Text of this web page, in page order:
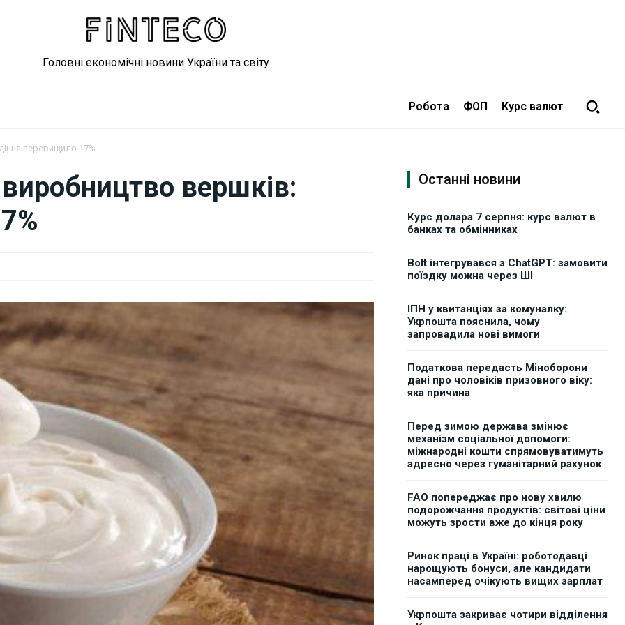
Головні економічні новини України та світу
Робота ФОП Курс валют
перевищило 17%
вершків:
Останні новини
Курс долара 7 серпня: курс валют в
банках та обмінниках
Bolt інтегрувався з ChatGPT: замовити
поїздку можна через ШІ
ІПН у квитанціях за комуналку:
Укрпошта пояснила, чому
запровадила нові вимоги
Податкова передасть Міноборони
дані про чоловіків призовного віку:
яка причина
Перед зимою держава змінює
механізм соціальної допомоги:
міжнародні кошти спрямовуватимуть
адресно через гуманітарний рахунок
FAO попереджає про нову хвилю
подорожчання продуктів: світові ціни
можуть зрости вже до кінця року
Ринок праці в Україні: роботодавці
нарощують бонуси, але кандидати
насамперед очікують вищих зарплат
Укрпошта закриває чотири відділення